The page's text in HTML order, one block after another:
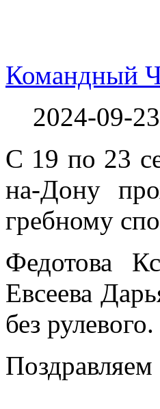
Командный
2024-09-23
С 19 по 23
на-Дону
гребному
Федотова
Евсеева
без рулевого.